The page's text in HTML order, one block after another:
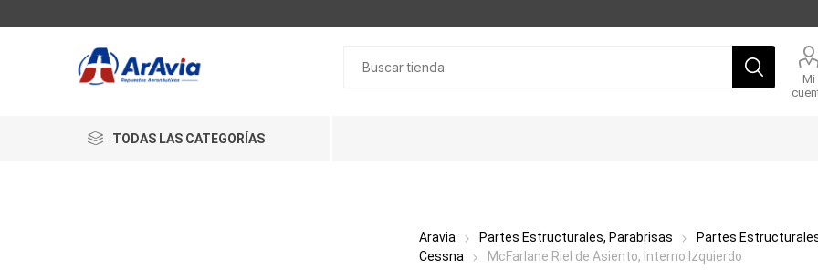
Mi
TODAS LAS CATEGORÍAS
Aravia Partes Estructurales, Parabrisas
Partes
Cessna
McFarlane Riel de Asiento, Interno Izquierdo